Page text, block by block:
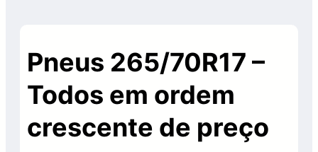
Pneus 265/70R17 –
Todos em ordem
crescente de preço